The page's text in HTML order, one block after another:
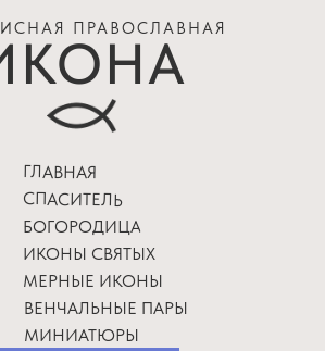
ПРАВОСЛАВНАЯ
МЕРНЫЕ ИКОНЫ
МИНИАТЮРЫ
ВЕНЧАЛЬНЫЕ ПАРЫ
СПАСИТЕЛЬ
ГЛАВНАЯ
БОГОРОДИЦА
ИКОНЫ СВЯТЫХ